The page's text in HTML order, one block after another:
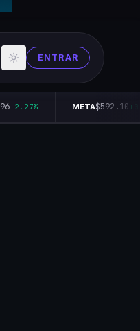
ENTRAR
+2.27% META$592.10